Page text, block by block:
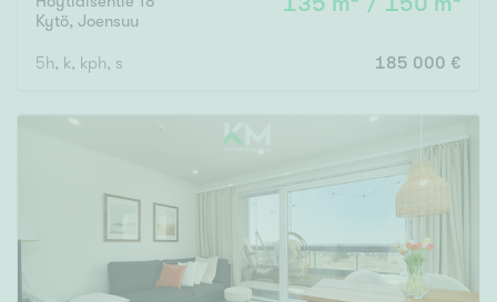
Kytö, Joensuu
5h, k, kph, s 185 000 €